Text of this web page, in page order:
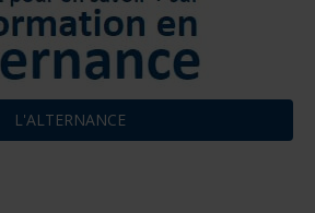
L'ALTERNANCE